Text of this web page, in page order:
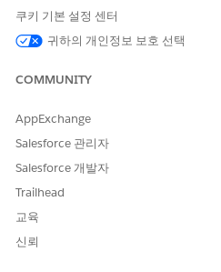
쿠키 기본 설정 센터
귀하의 개인정보 보호 선택
COMMUNITY
AppExchange
Salesforce 관리자
Salesforce 개발자
Trailhead
교육
신뢰